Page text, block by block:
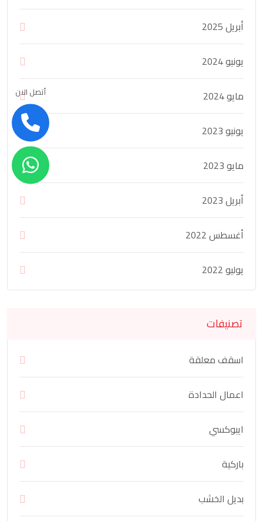
أبريل 2025
يونيو 2024
مايو 2024
يونيو 2023
مايو 2023
أبريل 2023
أغسطس 2022
يوليو 2022
تصنيفات
اسقف معلقة
اعمال الحدادة
ايبوكسي
باركية
بديل الخشب
أتصل الان